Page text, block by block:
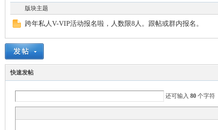
暹
版块主题
跨年私人V-VIP活动报名啦，人数限8人。跟帖或群内报名。
快速发帖
还可输入 80个字符